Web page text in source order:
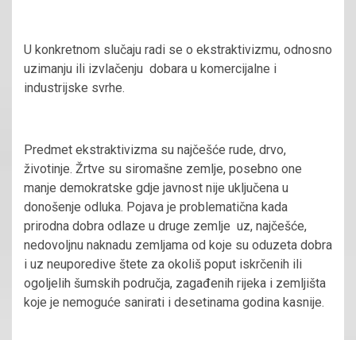
U konkretnom slučaju radi se o ekstraktivizmu, odnosno
uzimanju ili izvlačenju dobara u komercijalne i
industrijske svrhe.
Predmet ekstraktivizma su najčešće rude, drvo,
životinje. Žrtve su siromašne zemlje, posebno one
manje demokratske gdje javnost nije uključena u
donošenje odluka. Pojava je problematična kada
prirodna dobra odlaze u druge zemlje uz, najčešće,
nedovoljnu naknadu zemljama od koje su oduzeta dobra
i uz neuporedive štete za okoliš poput iskrčenih ili
ogoljelih šumskih područja, zagađenih rijeka i zemljišta
koje je nemoguće sanirati i desetinama godina kasnije.